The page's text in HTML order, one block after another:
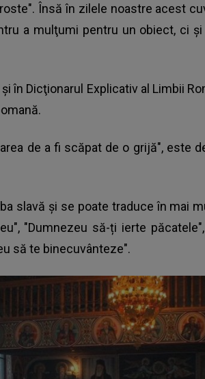
Însă în zilele noastre acest
a mulţumi pentru un obiect, ci
în Dicţionarul Explicativ al Limbii
de a fi scăpat de o grijă", este
slavă şi se poate traduce în mai
"Dumnezeu să-ți ierte
să te binecuvânteze".